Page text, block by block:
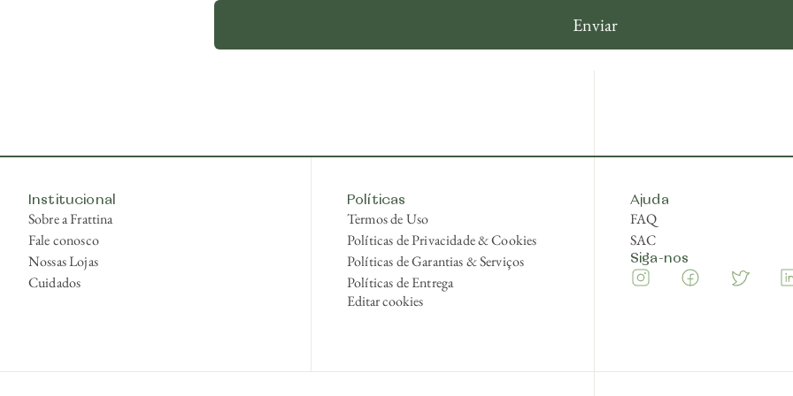
Enviar
Institucional
Sobre a Frattina
Fale conosco
Nossas Lojas
Cuidados
Políticas
Termos de Uso
Políticas de Privacidade & Cookies
Políticas de Garantias & Serviços
Políticas de Entrega
Editar cookies
Ajuda
FAQ
SAC
Siga-nos
Instagram Facebook Twitter